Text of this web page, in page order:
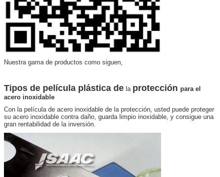
Nuestra gama de productos como siguen,
Tipos de película plástica de la protección para el
acero inoxidable
Con la película de acero inoxidable de la protección, usted puede proteger
su acero inoxidable contra daño, guarda limpio inoxidable, y consigue una
gran rentabilidad de la inversión.